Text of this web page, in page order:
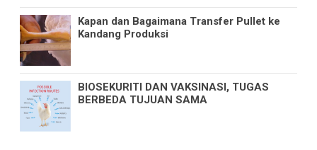
Kapan dan Bagaimana Transfer Pullet ke
Kandang Produksi
BIOSEKURITI DAN VAKSINASI, TUGAS
BERBEDA TUJUAN SAMA